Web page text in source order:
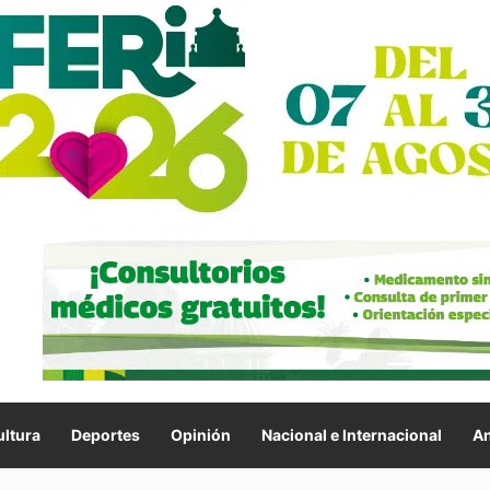
Deportes Opinión Nacional e Internacional